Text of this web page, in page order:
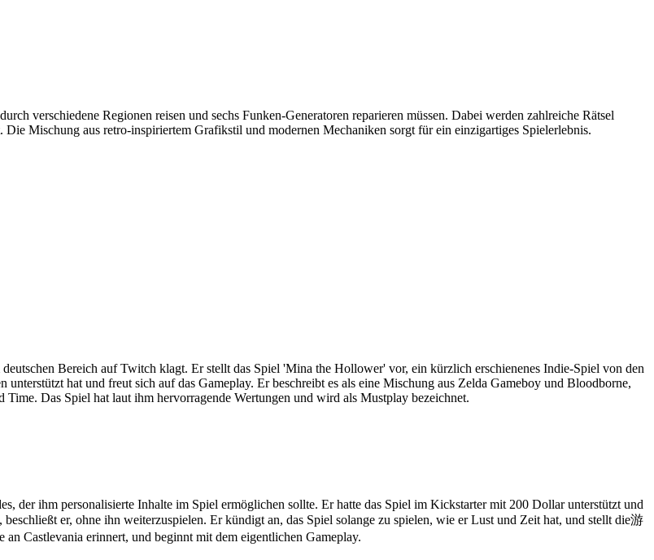
verschiedene Regionen reisen und sechs Funken-Generatoren reparieren müssen. Dabei werden zahlreiche Rätsel
Mischung aus retro-inspiriertem Grafikstil und modernen Mechaniken sorgt für ein einzigartiges Spielerlebnis.
Bereich auf Twitch klagt. Er stellt das Spiel 'Mina the Hollower' vor, ein kürzlich erschienenes Indie-Spiel von den
hat und freut sich auf das Gameplay. Er beschreibt es als eine Mischung aus Zelda Gameboy und Bloodborne,
Das Spiel hat laut ihm hervorragende Wertungen und wird als Mustplay bezeichnet.
der ihm personalisierte Inhalte im Spiel ermöglichen sollte. Er hatte das Spiel im Kickstarter mit 200 Dollar unterstützt und
er, ohne ihn weiterzuspielen. Er kündigt an, das Spiel solange zu spielen, wie er Lust und Zeit hat, und stellt die游
Castlevania erinnert, und beginnt mit dem eigentlichen Gameplay.